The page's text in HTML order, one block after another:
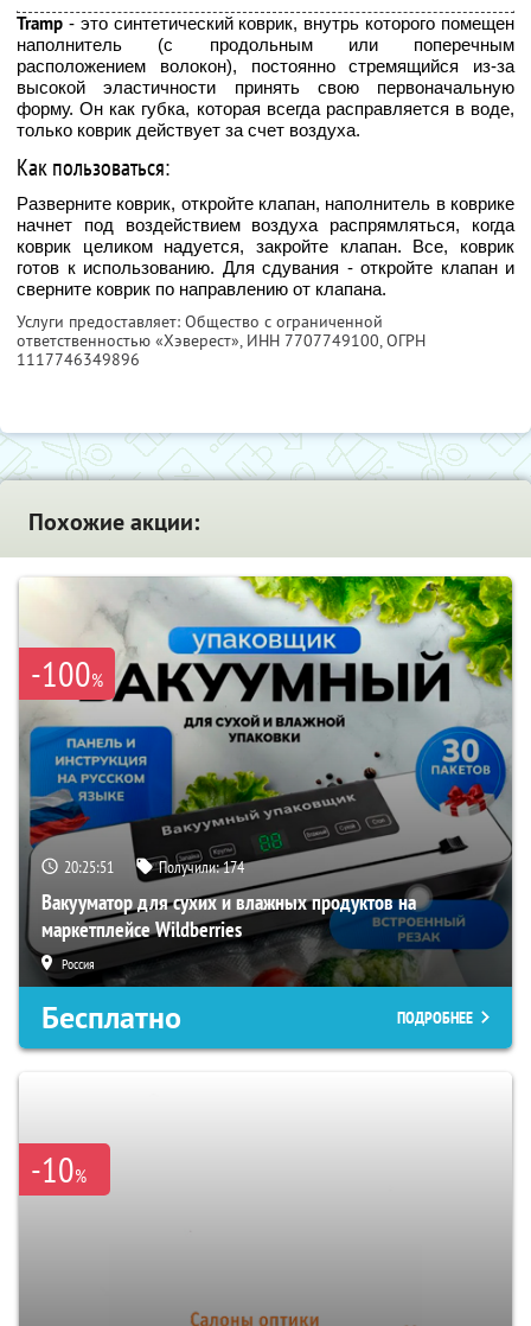
Tramp - это синтетический коврик, внутрь которого помещен
наполнитель (с продольным или поперечным
расположением волокон), постоянно стремящийся из-за
высокой эластичности принять свою первоначальную
форму. Он как губка, которая всегда расправляется в воде,
только коврик действует за счет воздуха.
Как пользоваться:
Разверните коврик, откройте клапан, наполнитель в коврике
начнет под воздействием воздуха распрямляться, когда
коврик целиком надуется, закройте клапан. Все, коврик
готов к использованию. Для сдувания - откройте клапан и
сверните коврик по направлению от клапана.
Услуги предоставляет: Общество с ограниченной
ответственностью «Хэверест», ИНН 7707749100, ОГРН
1117746349896
Похожие акции:
-100%
20:25:50 Получили:174
Вакууматор для сухих и влажных продуктов на
маркетплейсе Wildberries
Россия
Бесплатно ПОДРОБНЕЕ
-10%